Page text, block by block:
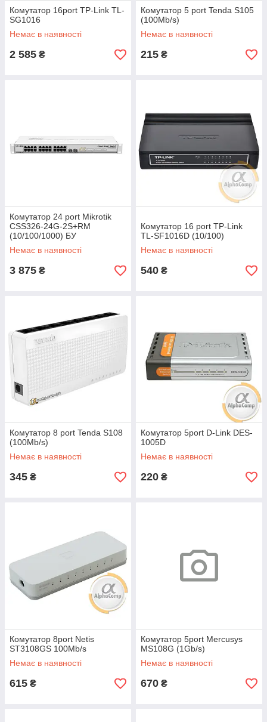
Комутатор 16port TP-Link TL-
SG1016
Немає в наявності
2 585 ₴
Комутатор 5 port Tenda S105
(100Mb/s)
Немає в наявності
215 ₴
Комутатор 24 port Mikrotik
CSS326-24G-2S+RM
(10/100/1000) БУ
Немає в наявності
3 875 ₴
Комутатор 16 port TP-Link
TL-SF1016D (10/100)
Немає в наявності
540 ₴
Комутатор 8 port Tenda S108
(100Mb/s)
Немає в наявності
345 ₴
Комутатор 5port D-Link DES-
1005D
Немає в наявності
220 ₴
Комутатор 8port Netis
ST3108GS 100Mb/s
Немає в наявності
615 ₴
Комутатор 5port Mercusys
MS108G (1Gb/s)
Немає в наявності
670 ₴